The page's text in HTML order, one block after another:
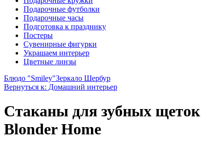
Подарочные футболки
Подарочные часы
Подготовка к празднику
Постеры
Сувенирные фигурки
Украшаем интерьер
Цветные линзы
Блюдо "Smiley"Зеркало Шербур
Вернуться к: Домашний интерьер
Стаканы для зубных щеток
Blonder Home